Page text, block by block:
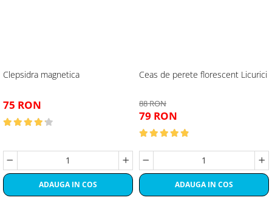
Clepsidra magnetica
75 RON
ADAUGA IN COS
Ceas de perete florescent Licurici
88 RON
79 RON
ADAUGA IN COS